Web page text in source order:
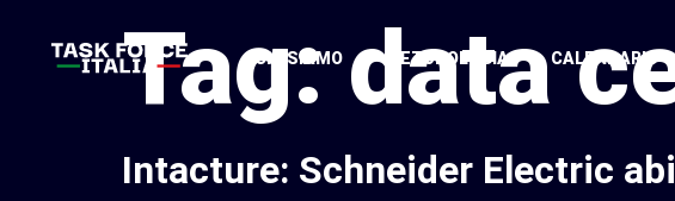
CHI SIAMO METODOLOGIA CALENDARIO
Tag:data
Intacture: Schneider Electric